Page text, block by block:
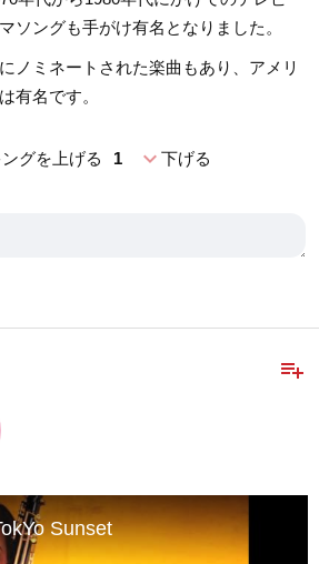
ソングも手がけ有名となりました。
ノミネートされた楽曲もあり、アメリ
有名です。
グを上げる 1 expand_more下げる
playlist_add
Sunset